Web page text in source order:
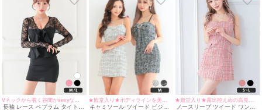
長袖 レース ペプラム タイト
キャミソール ツイード ビジュ
ノースリーブ ツイード ワンピ